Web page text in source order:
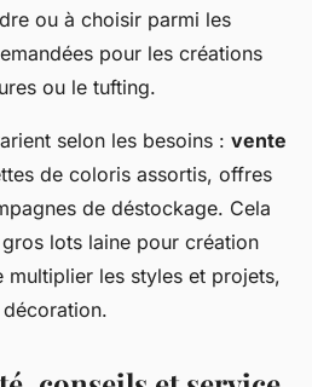
ou à choisir parmi les
pour les créations
ou le tufting.
selon les besoins : vente
de coloris assortis, offres
de déstockage. Cela
lots laine pour création
multiplier les styles et projets,
décoration.